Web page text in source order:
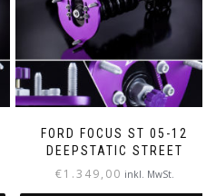
FORD FOCUS ST 05-12
DEEPSTATIC STREET
€1.349,00 inkl. MwSt.